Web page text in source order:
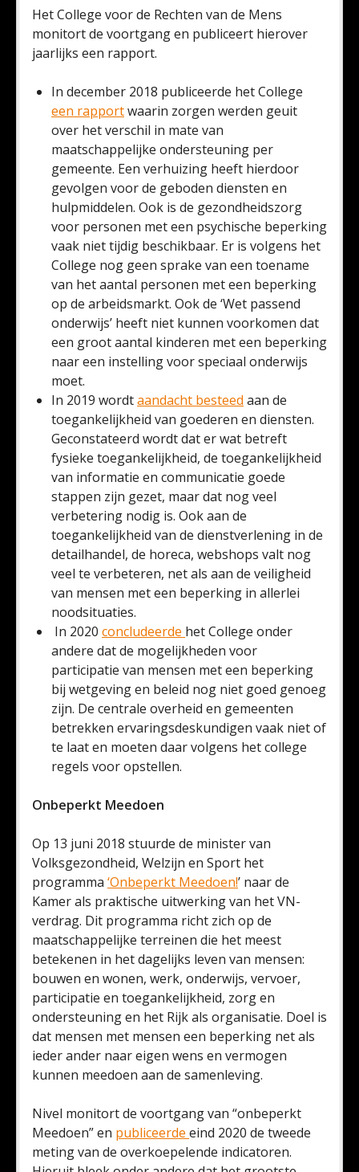
Het College voor de Rechten van de Mens
monitort de voortgang en publiceert hierover
jaarlijks een rapport.
In december 2018 publiceerde het College
een rapportwaarin zorgen werden geuit
over het verschil in mate van
maatschappelijke ondersteuning per
gemeente. Een verhuizing heeft hierdoor
gevolgen voor de geboden diensten en
hulpmiddelen. Ook is de gezondheidszorg
voor personen met een psychische beperking
vaak niet tijdig beschikbaar. Er is volgens het
College nog geen sprake van een toename
van het aantal personen met een beperking
op de arbeidsmarkt. Ook de ‘Wet passend
onderwijs’ heeft niet kunnen voorkomen dat
een groot aantal kinderen met een beperking
naar een instelling voor speciaal onderwijs
moet.
In 2019 wordtaandacht besteed aan de
toegankelijkheid van goederen en diensten.
Geconstateerd wordt dat er wat betreft
fysieke toegankelijkheid, de toegankelijkheid
van informatie en communicatie goede
stappen zijn gezet, maar dat nog veel
verbetering nodig is. Ook aan de
toegankelijkheid van de dienstverlening in de
detailhandel, de horeca, webshops valt nog
veel te verbeteren, net als aan de veiligheid
van mensen met een beperking in allerlei
noodsituaties.
In 2020 concludeerde het College onder
andere dat de mogelijkheden voor
participatie van mensen met een beperking
bij wetgeving en beleid nog niet goed genoeg
zijn. De centrale overheid en gemeenten
betrekken ervaringsdeskundigen vaak niet of
te laat en moeten daar volgens het college
regels voor opstellen.
Onbeperkt Meedoen
Op 13 juni 2018 stuurde de minister van
Volksgezondheid, Welzijn en Sport het
programma ‘Onbeperkt Meedoen!’ naar de
Kamer als praktische uitwerking van het VN-
verdrag. Dit programma richt zich op de
maatschappelijke terreinen die het meest
betekenen in het dagelijks leven van mensen:
bouwen en wonen, werk, onderwijs, vervoer,
participatie en toegankelijkheid, zorg en
ondersteuning en het Rijk als organisatie. Doel is
dat mensen met mensen een beperking net als
ieder ander naar eigen wens en vermogen
kunnen meedoen aan de samenleving.
Nivel monitort de voortgang van “onbeperkt
Meedoen” en publiceerde eind 2020 de tweede
meting van de overkoepelende indicatoren.